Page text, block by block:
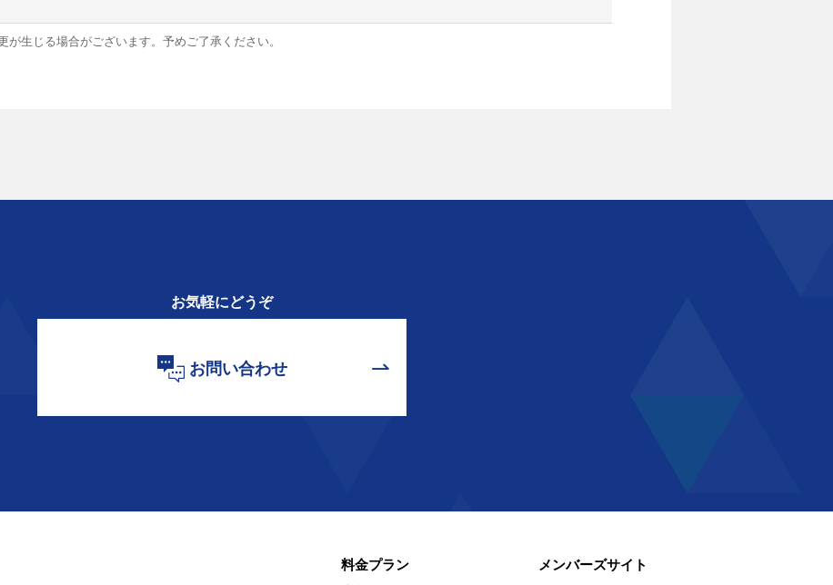
生じる場合がございます。予めご了承ください。
お気軽にどうぞ
お問い合わせ
料金プラン
メンバーズサイト